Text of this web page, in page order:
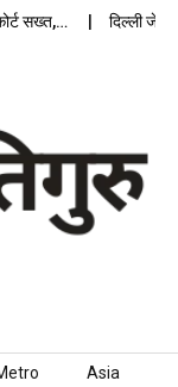
सख्त,… दिल्ली जेलों
Asia